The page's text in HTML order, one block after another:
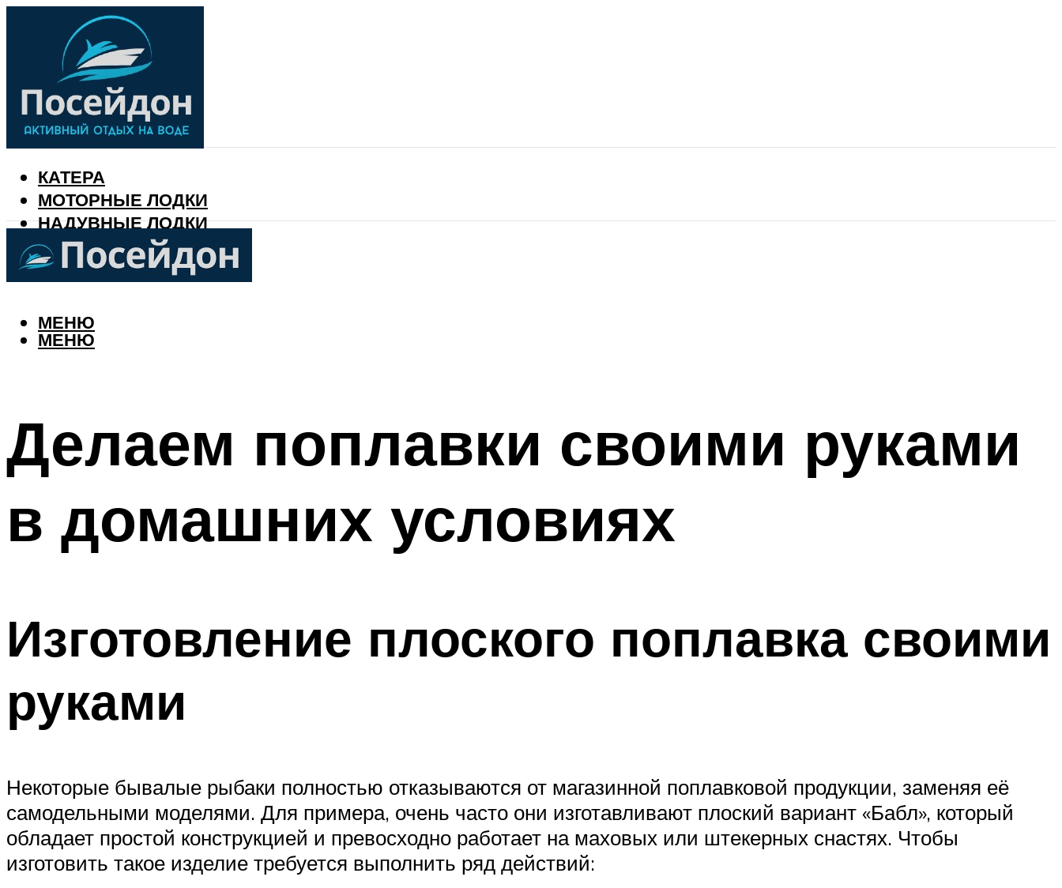
КАТЕРА
МОТОРНЫЕ ЛОДКИ
НАДУВНЫЕ ЛОДКИ
РЫБАЛКА
КАЛЕНДАРЬ РЫБАКА
МЕНЮ
МЕНЮ
Делаем поплавки своими руками
в домашних условиях
Изготовление плоского поплавка своими
руками
Некоторые бывалые рыбаки полностью отказываются от магазинной поплавковой продукции, заменяя её
самодельными моделями. Для примера, очень часто они изготавливают плоский вариант «Бабл», который
обладает простой конструкцией и превосходно работает на маховых или штекерных снастях. Чтобы
изготовить такое изделие требуется выполнить ряд действий: